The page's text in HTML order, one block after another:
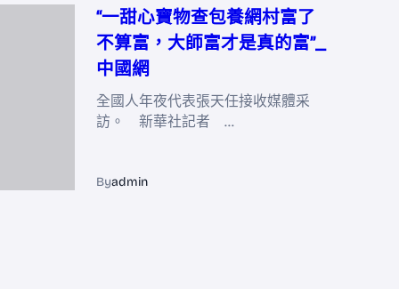
“一甜心寶物查包養網村富了
不算富，大師富才是真的富”_
中國網
全國人年夜代表張天任接收媒體采
訪。 新華社記者 …
Byadmin